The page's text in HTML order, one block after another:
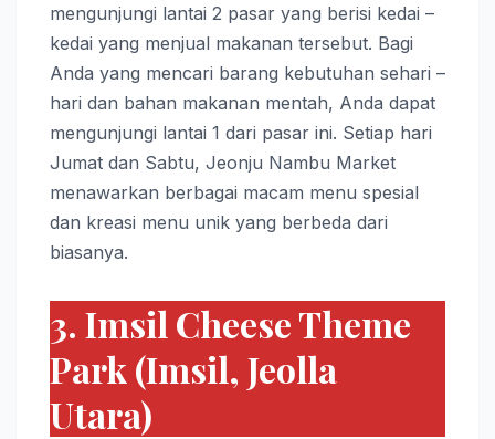
mengunjungi lantai 2 pasar yang berisi kedai –
kedai yang menjual makanan tersebut. Bagi
Anda yang mencari barang kebutuhan sehari –
hari dan bahan makanan mentah, Anda dapat
mengunjungi lantai 1 dari pasar ini. Setiap hari
Jumat dan Sabtu, Jeonju Nambu Market
menawarkan berbagai macam menu spesial
dan kreasi menu unik yang berbeda dari
biasanya.
3. Imsil Cheese Theme
Park (Imsil, Jeolla
Utara)